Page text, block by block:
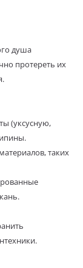
душа
протереть их
(уксусную,
таких